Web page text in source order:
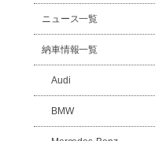
ニュース一覧
納車情報一覧
Audi
BMW